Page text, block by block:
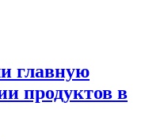
главную
продуктов в